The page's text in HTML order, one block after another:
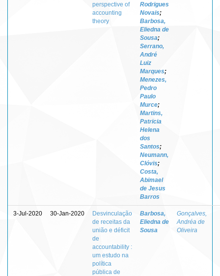
perspective of
accounting
theory
Rodrigues
Novais;
Barbosa,
Eliedna de
Sousa;
Serrano,
André
Luiz
Marques;
Menezes,
Pedro
Paulo
Murce;
Martins,
Patricia
Helena
dos
Santos;
Neumann,
Clóvis;
Costa,
Abimael
de Jesus
Barros
3-Jul-2020 30-Jan-2020
Desvinculação
de receitas da
união e déficit
de
accountability :
um estudo na
política
pública de
Barbosa,
Eliedna de
Sousa
Gonçalves,
Andréa de
Oliveira